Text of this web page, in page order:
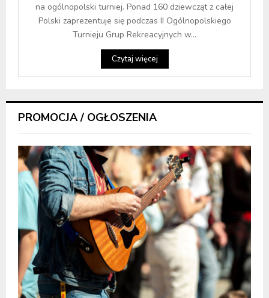
na ogólnopolski turniej. Ponad 160 dziewcząt z całej
Polski zaprezentuje się podczas II Ogólnopolskiego
Turnieju Grup Rekreacyjnych w...
Czytaj więcej
PROMOCJA / OGŁOSZENIA